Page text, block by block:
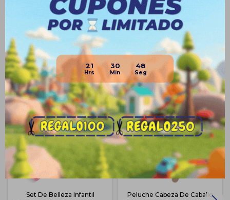
21 30 47
Medios de pago
Productos que te pueden interesar
Set De Belleza Infantil
Peluche Cabeza De Caballo